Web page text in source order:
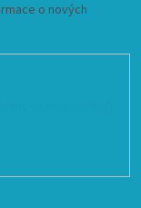
o nových